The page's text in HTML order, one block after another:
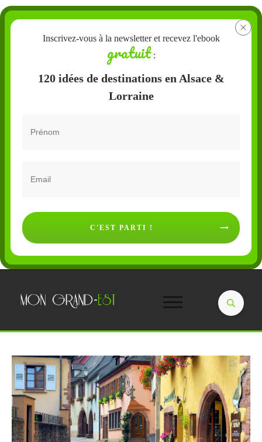
Inscrivez-vous à la newsletter et recevez l'ebook
gratuit:
120 idées de destinations en Alsace &
Lorraine
C'EST PARTI !